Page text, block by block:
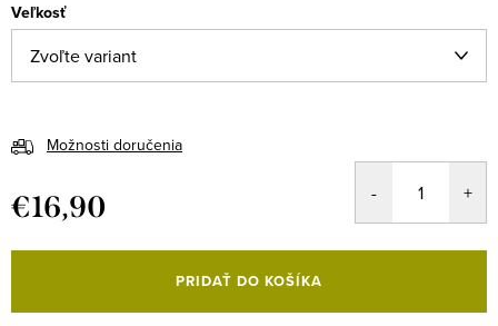
Veľkosť
Možnosti doručenia
€16,90
cena:
PRIDAŤ DO KOŠÍKA